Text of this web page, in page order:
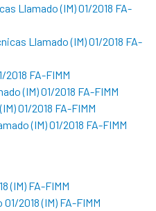
Llamado (IM) 01/2018 FA-
Llamado (IM) 01/2018 FA-
2018 FA-FIMM
(IM) 01/2018 FA-FIMM
01/2018 FA-FIMM
(IM) 01/2018 FA-FIMM
(IM) FA-FIMM
2018 (IM) FA-FIMM